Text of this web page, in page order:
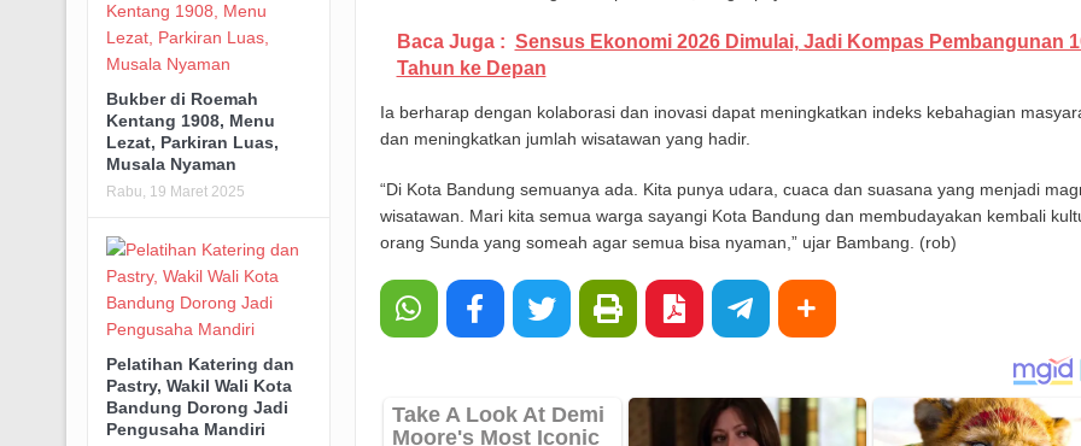
Baca Juga : Sensus Ekonomi 2026 Dimulai, Jadi Kompas Pembangunan
Tahun ke Depan
Ia berharap dengan kolaborasi dan inovasi dapat meningkatkan indeks kebahagian
dan meningkatkan jumlah wisatawan yang hadir.
“Di Kota Bandung semuanya ada. Kita punya udara, cuaca dan suasana yang menjadi
wisatawan. Mari kita semua warga sayangi Kota Bandung dan membudayakan kembali
orang Sunda yang someah agar semua bisa nyaman,” ujar Bambang. (rob)
Bukber di Roemah
Kentang 1908, Menu
Lezat, Parkiran Luas,
Musala Nyaman
Rabu, 19 Maret 2025
Pelatihan Katering dan
Pastry, Wakil Wali Kota
Bandung Dorong Jadi
Pengusaha Mandiri